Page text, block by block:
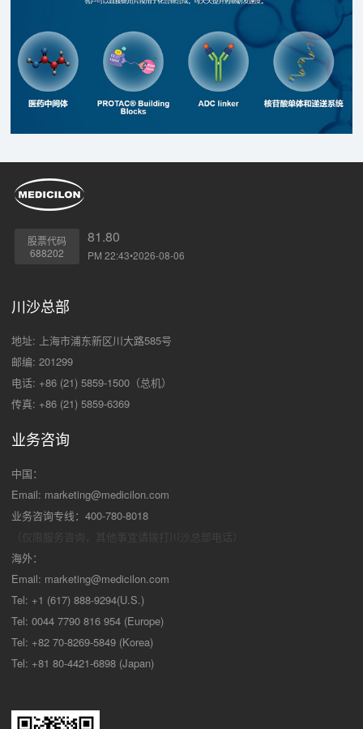
股票代码
688202
81.80
PM 22:43•2026-08-06
川沙总部
地址: 上海市浦东新区川大路585号
邮编: 201299
电话: +86 (21) 5859-1500（总机）
传真: +86 (21) 5859-6369
业务咨询
中国：
Email: marketing@medicilon.com
业务咨询专线：400-780-8018
海外：
Email: marketing@medicilon.com
Tel: +1 (617) 888-9294(U.S.)
Tel: 0044 7790 816 954 (Europe)
Tel: +82 70-8269-5849 (Korea)
Tel: +81 80-4421-6898 (Japan)